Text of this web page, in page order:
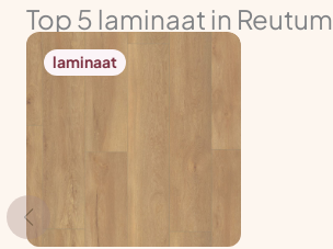
Top 5 laminaat in Reutum
laminaat